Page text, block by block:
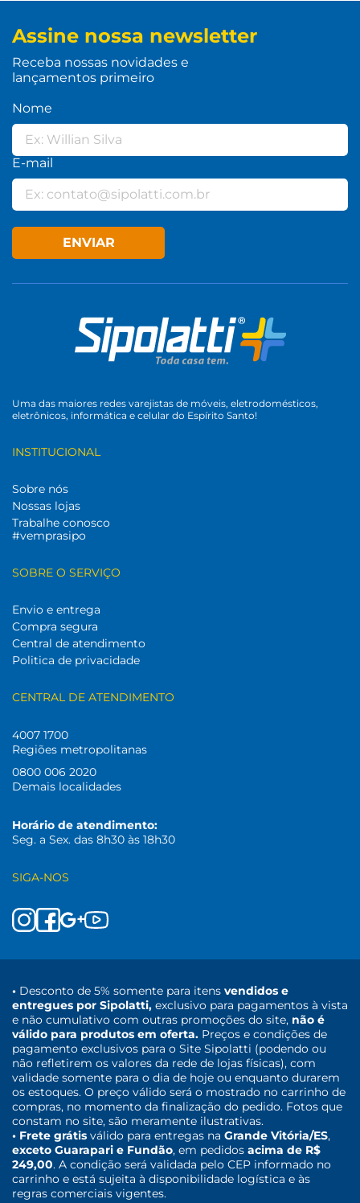
Assine nossa newsletter
Receba nossas novidades e
lançamentos primeiro
Nome
E-mail
ENVIAR
Uma das maiores redes varejistas de móveis, eletrodomésticos,
eletrônicos, informática e celular do Espírito Santo!
INSTITUCIONAL
Sobre nós
Nossas lojas
Trabalhe conosco
#vemprasipo
SOBRE O SERVIÇO
Envio e entrega
Compra segura
Central de atendimento
Politica de privacidade
CENTRAL DE ATENDIMENTO
4007 1700
Regiões metropolitanas
0800 006 2020
Demais localidades
Horário de atendimento:
Seg. a Sex. das 8h30 às 18h30
SIGA-NOS
• Desconto de 5% somente para itens vendidos e
entregues por Sipolatti, exclusivo para pagamentos à vista
e não cumulativo com outras promoções do site, não é
válido para produtos em oferta. Preços e condições de
pagamento exclusivos para o Site Sipolatti (podendo ou
não refletirem os valores da rede de lojas físicas), com
validade somente para o dia de hoje ou enquanto durarem
os estoques. O preço válido será o mostrado no carrinho de
compras, no momento da finalização do pedido. Fotos que
constam no site, são meramente ilustrativas.
• Frete grátis válido para entregas na Grande Vitória/ES,
exceto Guarapari e Fundão, em pedidos acima de R$
249,00. A condição será validada pelo CEP informado no
carrinho e está sujeita à disponibilidade logística e às
regras comerciais vigentes.